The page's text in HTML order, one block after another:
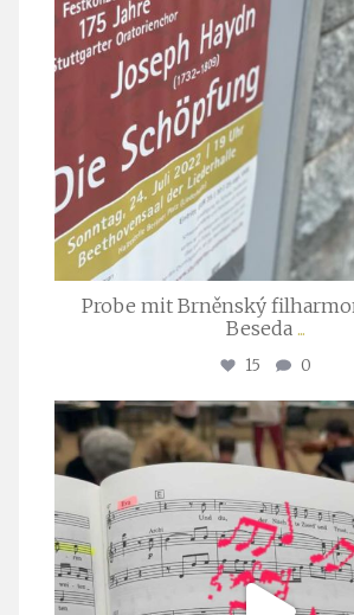
Probe mit Brněnský
Beseda ...
15 0
stuttgarter_oratorienchor
Juli 23